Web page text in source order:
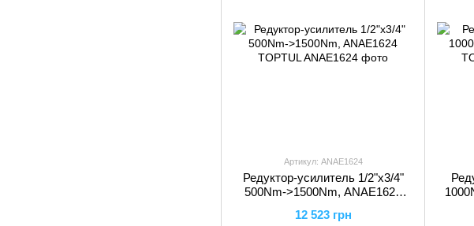
Артикул: ANAE1624
Редуктор-усилитель 1/2"х3/4"
500Nm->1500Nm, ANAE1624
12 523 грн